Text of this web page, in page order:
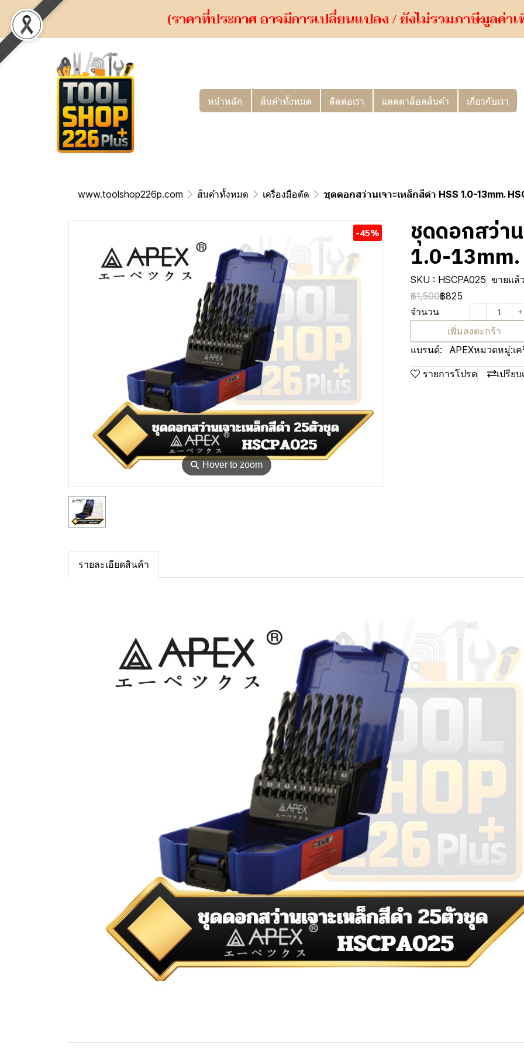
(ราคาที่ประกาศ อาจมีการเปลี่ยนแปลง / ยังไม่รวมภาษีมูลค่า
หน้าหลัก สินค้าทั้งหมด ติดต่อเรา แคตตาล็อคสินค้า เกี่ยวกับเรา
www.toolshop226p.com สินค้าทั้งหมด เครื่องมือตัด ชุดดอกสว่านเจาะเหล็กสีดำ HSS 1.0-13mm.
⚲Hover to zoom
-45% ชุดดอกสว่า
1.0-13mm.
SKU : HSCPA025 ขายแล้
฿1,500฿825
จำนวน
เพิ่มลงตะกร้า
แบรนด์:
APEXหมวดหมู่:เ
รายการโปรด เปรีย
รายละเอียดสินค้า